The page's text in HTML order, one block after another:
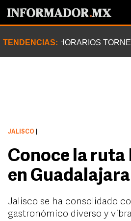
TENDENCIAS: HORARIOS
JALISCO
Conoce la ruta
en Guadalajara
Jalisco se ha consolidado
gastronómico diverso y